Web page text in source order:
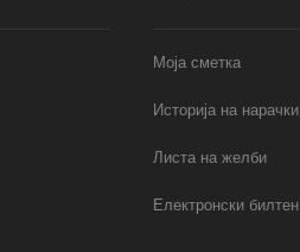
Моја сметка
Историја на нарачки
Листа на желби
Електронски билтен